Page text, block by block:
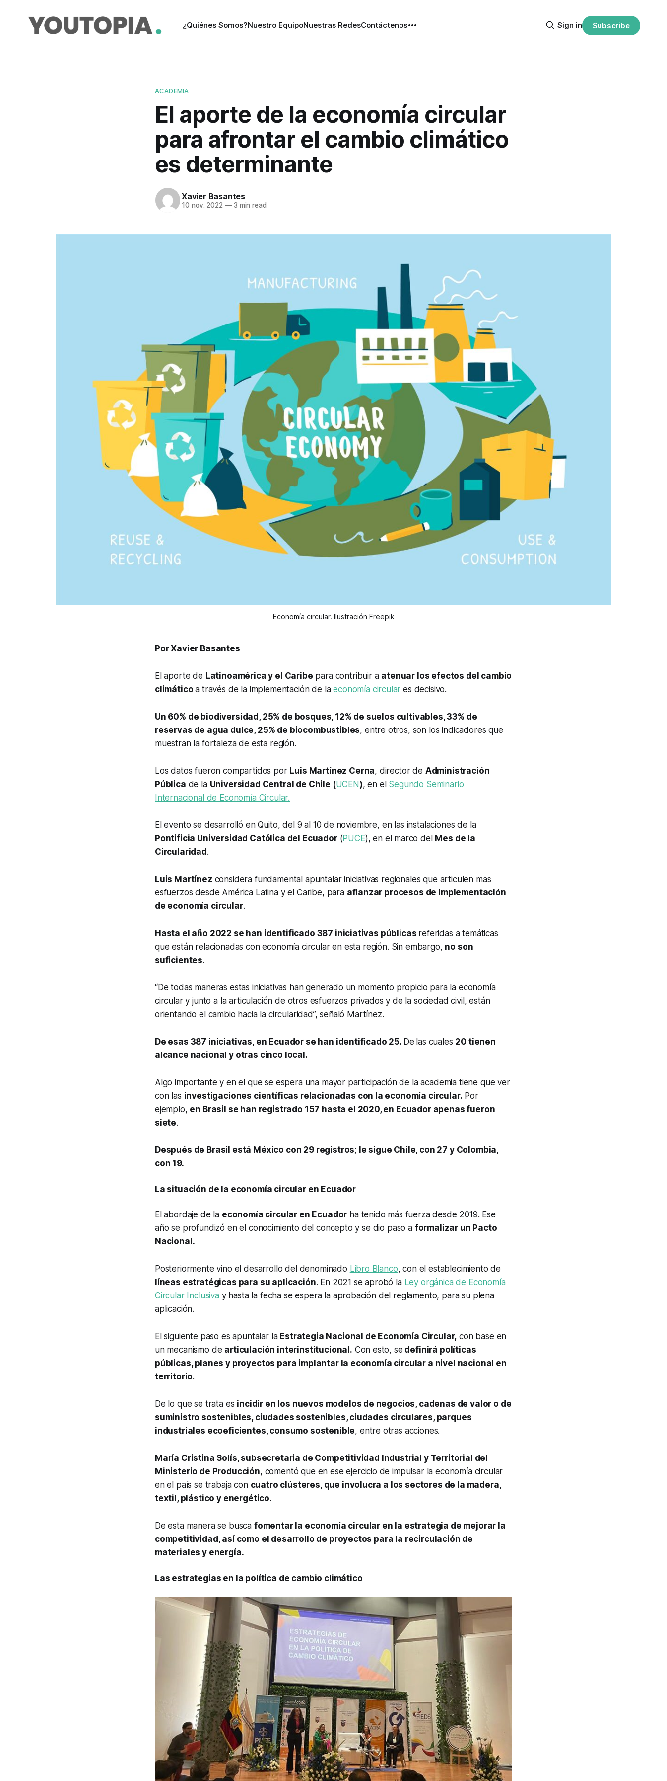
¿Quiénes Somos?Nuestro EquipoNuestras RedesContáctenos Sign in Subscribe
ACADEMIA
El aporte de la economía circular
para afrontar el cambio climático
es determinante
Xavier Basantes
10 nov. 2022 —3 min read
Economía circular. Ilustración Freepik
Por Xavier Basantes
El aporte de Latinoamérica y el Caribe para contribuir a atenuar los efectos del cambio
climáticoa través de la implementación de laeconomía circular es decisivo.
Un 60% de biodiversidad, 25% de bosques, 12% de suelos cultivables, 33% de
reservas de agua dulce, 25% de biocombustibles, entre otros, son los indicadores que
muestran la fortaleza de esta región.
Los datos fueron compartidos por Luis Martínez Cerna, director de Administración
Pública de la Universidad Central de Chile (UCEN), en el Segundo Seminario
Internacional de Economía Circular.
El evento se desarrolló en Quito, del 9 al 10 de noviembre, en las instalaciones de la
Pontificia Universidad Católica del Ecuador(PUCE), en el marco del Mes de la
Circularidad.
Luis Martínez considera fundamental apuntalar iniciativas regionales que articulen mas
esfuerzos desde América Latina y el Caribe, para afianzar procesos de implementación
de economía circular.
Hasta el año 2022 se han identificado 387 iniciativas públicas referidas a temáticas
que están relacionadas con economía circular en esta región. Sin embargo, no son
suficientes.
“De todas maneras estas iniciativas han generado un momento propicio para la economía
circular y junto a la articulación de otros esfuerzos privados y de la sociedad civil, están
orientando el cambio hacia la circularidad”, señaló Martínez.
De esas 387 iniciativas, en Ecuador se han identificado 25. De las cuales 20 tienen
alcance nacional y otras cinco local.
Algo importante y en el que se espera una mayor participación de la academia tiene que ver
con las investigaciones científicas relacionadas con la economía circular. Por
ejemplo, en Brasil se han registrado 157 hasta el 2020, en Ecuador apenas fueron
siete.
Después de Brasil está México con 29 registros; le sigue Chile, con 27 y Colombia,
con 19.
La situación de la economía circular en Ecuador
El abordaje de la economía circular en Ecuador ha tenido más fuerza desde 2019. Ese
año se profundizó en el conocimiento del concepto y se dio paso a formalizar un Pacto
Nacional.
Posteriormente vino el desarrollo del denominado Libro Blanco, con el establecimiento de
líneas estratégicas para su aplicación. En 2021 se aprobó la Ley orgánica de Economía
Circular Inclusiva y hasta la fecha se espera la aprobación del reglamento, para su plena
aplicación.
El siguiente paso es apuntalar laEstrategia Nacional de Economía Circular, con base en
un mecanismo de articulación interinstitucional. Con esto, se definirá políticas
públicas, planes y proyectos para implantar la economía circular a nivel nacional en
territorio.
De lo que se trata es incidir en los nuevos modelos de negocios, cadenas de valor o de
suministro sostenibles, ciudades sostenibles, ciudades circulares, parques
industriales ecoeficientes, consumo sostenible, entre otras acciones.
María Cristina Solís, subsecretaria de Competitividad Industrial y Territorial del
Ministerio de Producción, comentó que en ese ejercicio de impulsar la economía circular
en el país se trabaja con cuatro clústeres, que involucra a los sectores de la madera,
textil, plástico y energético.
De esta manera se busca fomentar la economía circular en la estrategia de mejorar la
competitividad, así como el desarrollo de proyectos para la recirculación de
materiales y energía.
Las estrategias en la política de cambio climático